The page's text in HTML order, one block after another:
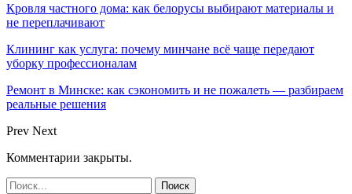
Кровля частного дома: как белорусы выбирают материалы и
не переплачивают
Клининг как услуга: почему минчане всё чаще передают
уборку профессионалам
Ремонт в Минске: как сэкономить и не пожалеть — разбираем
реальные решения
Prev Next
Комментарии закрыты.